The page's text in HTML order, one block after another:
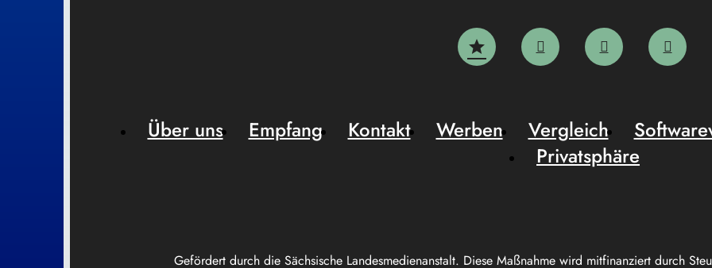
Gefördert durch die Sächsische Landesmedienanstalt. Diese Maßnahme wird mitfinanziert durch
Über uns Empfang Kontakt Werben Vergleich
Privatsphäre